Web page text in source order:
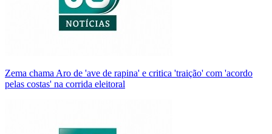
Zema chama Aro de 'ave de rapina' e critica 'traição' com 'acordo
pelas costas' na corrida eleitoral